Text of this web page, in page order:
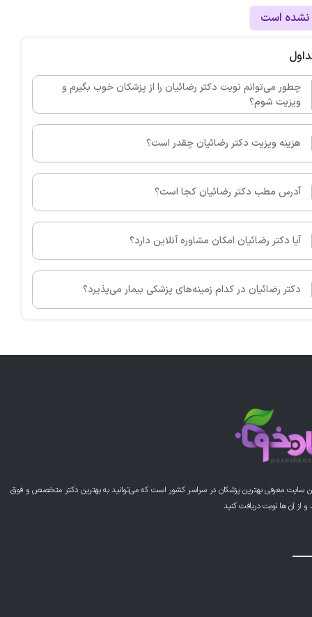
نشده است
چطور می‌توانم نوبت دکتر رضائیان را از پزشکان خوب بگیرم و
ویزیت شوم؟
هزینه ویزیت دکتر رضائیان چقدر است؟
آدرس مطب دکتر رضائیان کجا است؟
آیا دکتر رضائیان امکان مشاوره آنلاین دارد؟
دکتر رضائیان در کدام زمینه‌های پزشکی بیمار می‌پذیرد؟
سایت معرفی بهترین پزشکان در سراسر کشور است که می‌توانید به بهترین دکتر متخصص و فوق
آن ها نوبت دریافت کنید